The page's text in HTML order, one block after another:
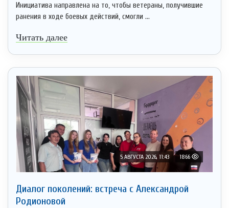
Инициатива направлена на то, чтобы ветераны, получившие
ранения в ходе боевых действий, смогли ...
Читать далее
5 АВГУСТА 2026, 11:43 1866
Диалог поколений: встреча с Александрой
Родионовой